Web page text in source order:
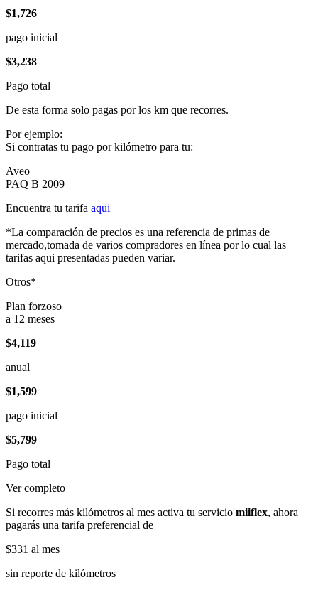
$1,726
pago inicial
$3,238
Pago total
De esta forma solo pagas por los km que recorres.
Por ejemplo:
Si contratas tu pago por kilómetro para tu:
Aveo
PAQ B 2009
Encuentra tu tarifa aqui
*La comparación de precios es una referencia de primas de
mercado,tomada de varios compradores en línea por lo cual las
tarifas aqui presentadas pueden variar.
Otros*
Plan forzoso
a 12 meses
$4,119
anual
$1,599
pago inicial
$5,799
Pago total
Ver completo
Si recorres más kilómetros al mes activa tu servicio miiflex, ahora
pagarás una tarifa preferencial de
$331 al mes
sin reporte de kilómetros